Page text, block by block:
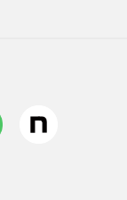
夏準Vの立役者